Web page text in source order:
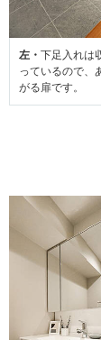
左・ 下足入れは
っているので、
がる扉です。